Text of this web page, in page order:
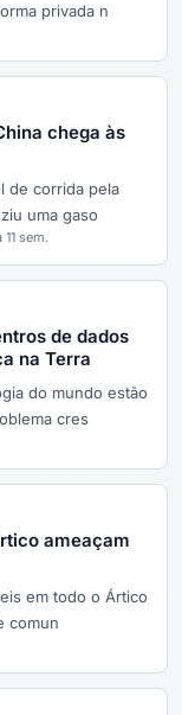
privada n
chega às
de corrida pela
uma gaso
11 sem.
de dados
na Terra
do mundo estão
cres
ameaçam
em todo o Ártico
comun